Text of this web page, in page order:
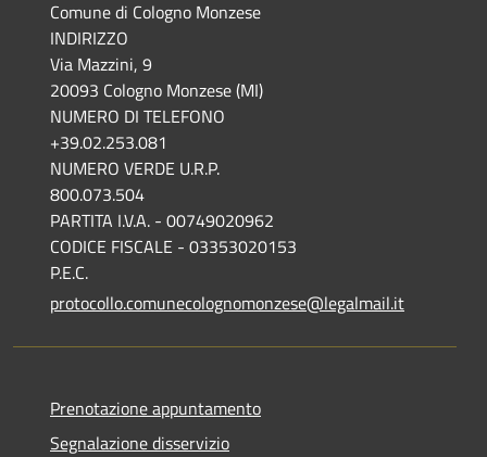
Comune di Cologno Monzese
INDIRIZZO
Via Mazzini, 9
20093 Cologno Monzese (MI)
NUMERO DI TELEFONO
+39.02.253.081
NUMERO VERDE U.R.P.
800.073.504
PARTITA I.V.A. - 00749020962
CODICE FISCALE - 03353020153
P.E.C.
protocollo.comunecolognomonzese@legalmail.it
Prenotazione appuntamento
Segnalazione disservizio